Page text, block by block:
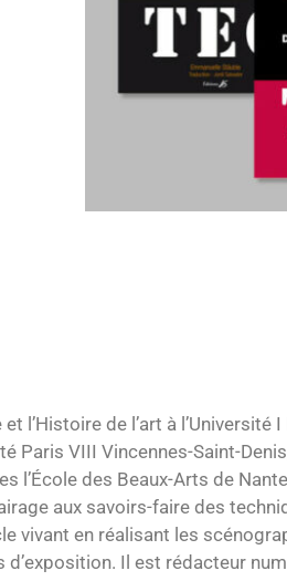
l’Histoire de l’art à l’Université
Paris VIII Vincennes-Saint-
l’École des Beaux-Arts de
aux savoirs-faire des
vivant en réalisant les
Il est rédacteur